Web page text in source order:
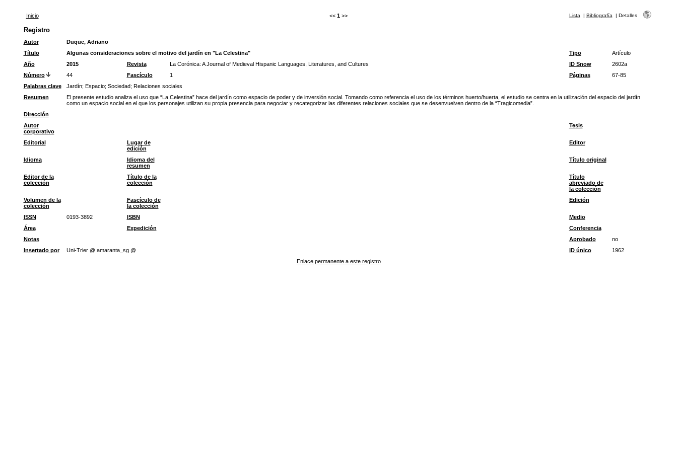
Inicio << 1 >> Lista | Bibliografía | Detalles
Registro
Autor
Duque, Adriano
Título
Algunas consideraciones sobre el motivo del jardín en "La Celestina" Tipo
Artículo
Año
2015 Revista La Corónica: A Journal of Medieval Hispanic Languages, Literatures, and Cultures ID Snow
2602a
Número
44 Fascículo 1 Páginas
67-85
Palabras clave
Jardín; Espacio; Sociedad; Relaciones sociales
Resumen
El presente estudio analiza el uso que “La Celestina” hace del jardín como espacio de poder y de inversión social. Tomando como referencia el uso de los términos huerto/huerta, el estudio se centra en la utilización del espacio del jardín
como un espacio social en el que los personajes utilizan su propia presencia para negociar y recategorizar las diferentes relaciones sociales que se desenvuelven dentro de la “Tragicomedia”.
Dirección
Autor
corporativo
Tesis
Editorial
Lugar de
edición
Editor
Idioma
Idioma del
resumen
Título original
Editor de la
colección
Título de la
colección
Título
abreviado de
la colección
Volumen de la
colección
Fascículo de
la colección
Edición
ISSN 0193-3892 ISBN
Medio
Área
Expedición
Conferencia
Notas
Aprobado
no
Insertado por
Uni-Trier @ amaranta_sg @ ID único
1962
Enlace permanente a este registro